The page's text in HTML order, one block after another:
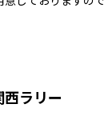
ラリー